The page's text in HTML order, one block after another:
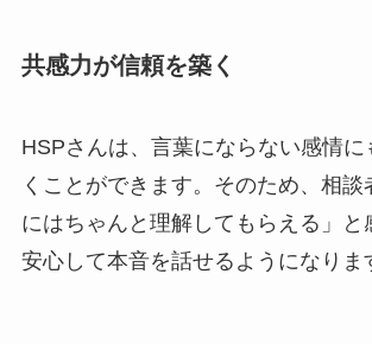
共感力が信頼を築く
HSPさんは、言葉にならない感情に
くことができます。そのため、相談
にはちゃんと理解してもらえる」と
安心して本音を話せるようになりま